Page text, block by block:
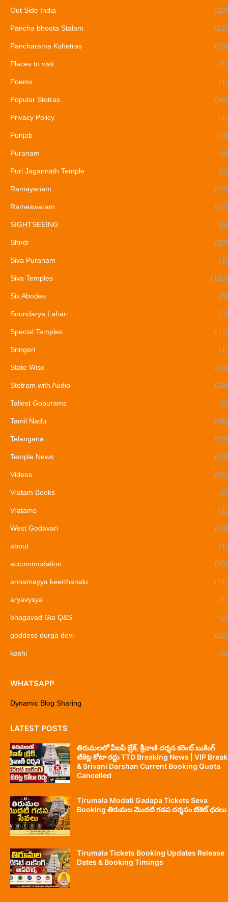
Out Side India (10)
Pancha bhoota Stalam (12)
Pancharama Kshetras (16)
Places to visit (1)
Poems (1)
Popular Stotras (30)
Privacy Policy (1)
Punjab (3)
Puranam (9)
Puri Jagannath Temple (3)
Ramayanam (10)
Rameswaram (17)
SIGHTSEEING (6)
Shirdi (10)
Siva Puranam (1)
Siva Temples (102)
Six Abodes (8)
Soundarya Lahari (2)
Special Temples (17)
Sringeri (1)
State Wise (36)
Stotram with Audio (24)
Tallest Gopurams (6)
Tamil Nadu (96)
Telangana (49)
Temple News (33)
Videos (54)
Vratam Books (2)
Vratams (1)
West Godavari (18)
about (1)
accommodation (59)
annamayya keerthanalu (71)
aryavysya (1)
bhagavad Gia Q&S (2)
goddess durga devi (18)
kashi (3)
WHATSAPP
Dynamic Blog Sharing
LATEST POSTS
తిరుమలలో వీఐపీ బ్రేక్, శ్రీవాణి దర్శన కరెంట్ బుకింగ్
టికెట్ల కోటా రద్దు TTD Breaking News | VIP Break
& Srivani Darshan Current Booking Quota
Cancelled
Tirumala Modati Gadapa Tickets Seva
Booking తిరుమల మొదటి గడప దర్శనం టికెట్ ధరలు
Tirumala Tickets Booking Updates Release
Dates & Booking Timings